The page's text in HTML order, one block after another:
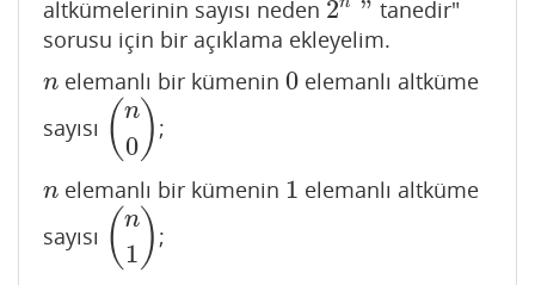
altkümelerinin sayısı neden 2 "
2n
tanedir"
sorusu için bir açıklama ekleyelim.
n
nelemanlı bir kümenin 0
0 elemanlı altküme
sayısı ( n
0 )
(n ;
n
nelemanlı bir kümenin 1
1 elemanlı altküme
sayısı ( n
1 )
(n 1 ;